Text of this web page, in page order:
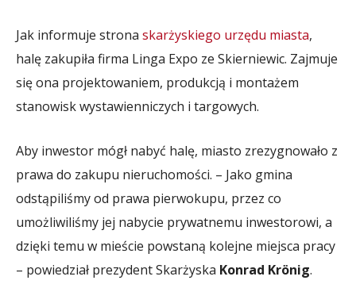
Jak informuje strona skarżyskiego urzędu miasta,
halę zakupiła firma Linga Expo ze Skierniewic. Zajmuje
się ona projektowaniem, produkcją i montażem
stanowisk wystawienniczych i targowych.
Aby inwestor mógł nabyć halę, miasto zrezygnowało z
prawa do zakupu nieruchomości. – Jako gmina
odstąpiliśmy od prawa pierwokupu, przez co
umożliwiliśmy jej nabycie prywatnemu inwestorowi, a
dzięki temu w mieście powstaną kolejne miejsca pracy
– powiedział prezydent Skarżyska Konrad Krönig.